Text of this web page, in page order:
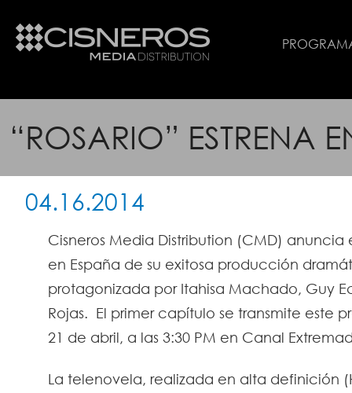
“ROSARIO” ESTRENA
04.16.2014
Cisneros Media Distribution (CMD) anuncia
en España de su exitosa producción
protagonizada por Itahisa Machado, Guy
Rojas. El primer capítulo se transmite este
21 de abril, a las 3:30 PM en Canal
La telenovela, realizada en alta definición